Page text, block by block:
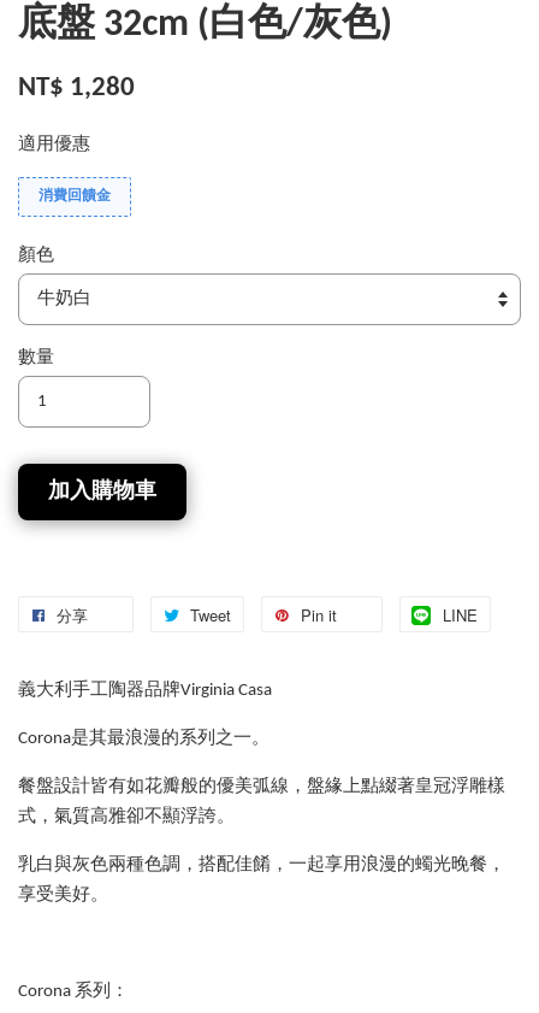
底盤 32cm (白色/灰色)
NT$ 1,280
適用優惠
消費回饋金
顏色
數量
加入購物車
分享 Tweet Pin it LINE
義大利手工陶器品牌Virginia Casa
Corona是其最浪漫的系列之一。
餐盤設計皆有如花瓣般的優美弧線，盤緣上點綴著皇冠浮雕樣
式，氣質高雅卻不顯浮誇。
乳白與灰色兩種色調，搭配佳餚，一起享用浪漫的蠋光晚餐，
享受美好。
Corona 系列：